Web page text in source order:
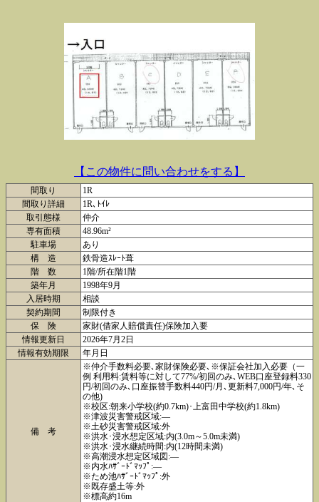
【この物件に問い合わせをする】
間取り
1R
間取り詳細
1R､ﾄｲﾚ
取引態様
仲介
専有面積
48.96m²
駐車場
あり
構 造
鉄骨造ｽﾚｰﾄ葺
階 数
1階/所在階1階
築年月
1998年9月
入居時期
相談
契約期間
制限付き
保 険
家財(借家人賠償責任)保険加入要
情報更新日
2026年7月2日
情報有効期限
年月日
備 考
※仲介手数料必要､家財保険必要､※保証会社加入必要（一
例 利用料:賃料等に対して77%/初回のみ､WEB口座登録料330
円/初回のみ､口座振替手数料440円/月､更新料7,000円/年､そ
の他)
※校区:朝来小学校(約0.7km)･上富田中学校(約1.8km)
※津波災害警戒区域:―
※土砂災害警戒区域:外
※洪水･浸水想定区域:内(3.0m～5.0m未満)
※洪水･浸水継続時間:内(12時間未満)
※高潮浸水想定区域図:―
※内水ﾊｻﾞｰﾄﾞﾏｯﾌﾟ:―
※ため池ﾊｻﾞｰﾄﾞﾏｯﾌﾟ:外
※既存盛土等:外
※標高約16m